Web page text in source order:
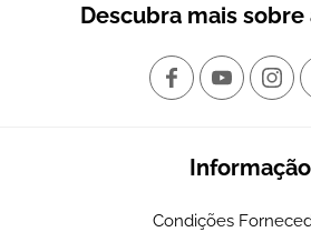
Descubra mais sobre
Informação
Condições